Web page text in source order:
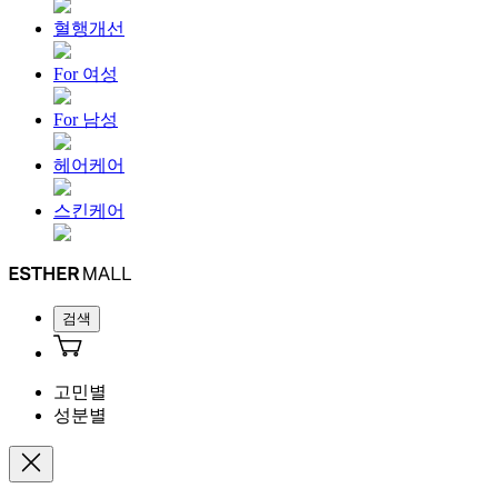
혈행개선
For 여성
For 남성
헤어케어
스킨케어
검색
고민별
성분별